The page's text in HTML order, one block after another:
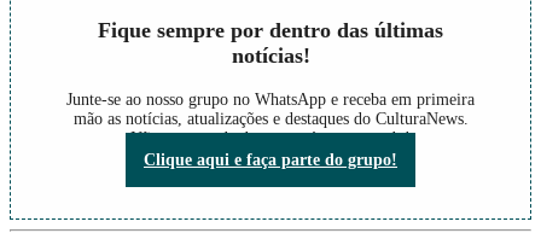
Fique sempre por dentro das últimas
notícias!
Junte-se ao nosso grupo no WhatsApp e receba em primeira
mão as notícias, atualizações e destaques do CulturaNews.
Não perca nada do que está acontecendo!
Clique aqui e faça parte do grupo!